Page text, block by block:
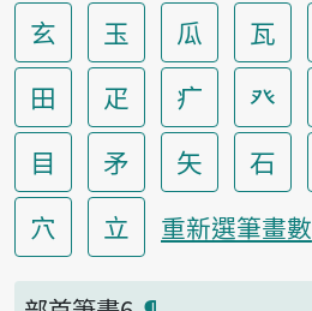
玄 玉 瓜 瓦
田
疋 疒 癶
目
矛 矢 石
穴
立 重新選筆畫數